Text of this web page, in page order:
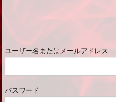
ユーザー名またはメールアドレス
パスワード